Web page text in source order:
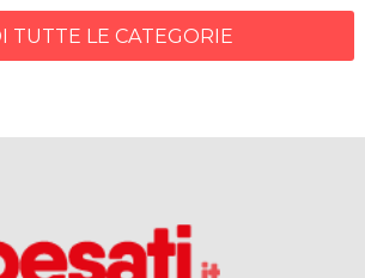
TUTTE LE CATEGORIE